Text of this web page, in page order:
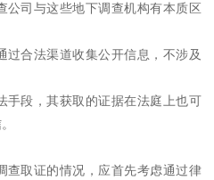
公司与这些地下调查机构有本质区
过合法渠道收集公开信息，不涉及
手段，其获取的证据在法庭上也可
查取证的情况，应首先考虑通过律